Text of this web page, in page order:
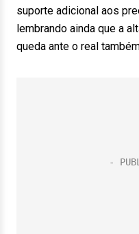
suporte adicional aos
lembrando ainda que a
queda ante o real